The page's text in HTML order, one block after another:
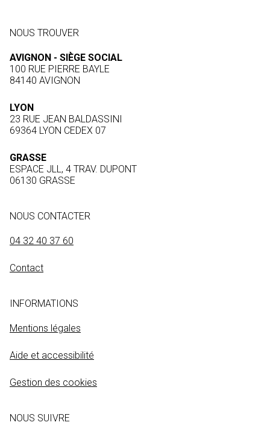
NOUS TROUVER
AVIGNON - SIÈGE SOCIAL
100 RUE PIERRE BAYLE
84140 AVIGNON
LYON
23 RUE JEAN BALDASSINI
69364 LYON CEDEX 07
GRASSE
ESPACE JLL, 4 TRAV. DUPONT
06130 GRASSE
NOUS CONTACTER
04 32 40 37 60
Contact
INFORMATIONS
Mentions légales
Aide et accessibilité
Gestion des cookies
NOUS SUIVRE